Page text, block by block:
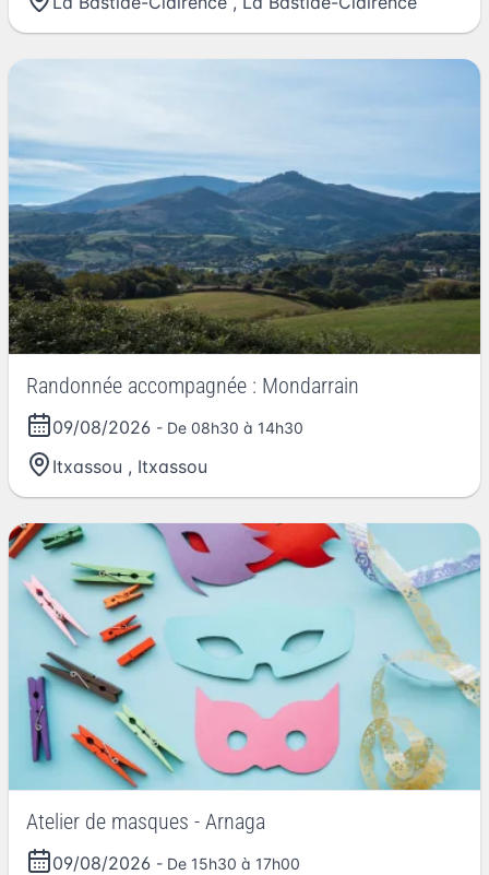
Randonnée accompagnée : Mondarrain
09/08/2026 - De 08h30 à 14h30
Itxassou , Itxassou
Atelier de masques - Arnaga
09/08/2026 - De 15h30 à 17h00